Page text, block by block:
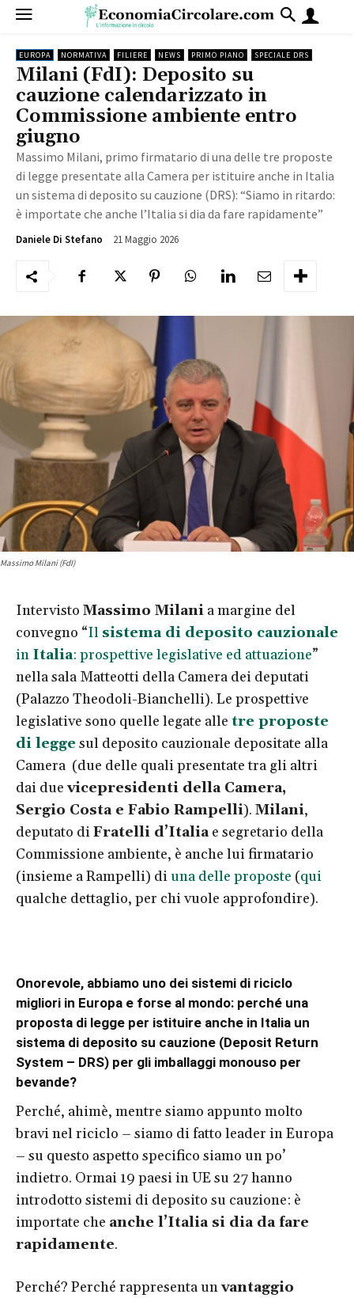
EUROPA NORMATIVA FILIERE NEWS PRIMO PIANO SPECIALE DRS
Milani (FdI): Deposito su
cauzione calendarizzato in
Commissione ambiente entro
giugno
Massimo Milani, primo firmatario di una delle tre proposte
di legge presentate alla Camera per istituire anche in Italia
un sistema di deposito su cauzione (DRS): “Siamo in ritardo:
è importate che anche l’Italia si dia da fare rapidamente”
Daniele Di Stefano 21 Maggio 2026
Massimo Milani (FdI)
Intervisto Massimo Milani a margine del
convegno “Il sistema di deposito cauzionale
in Italia: prospettive legislative ed attuazione”
nella sala Matteotti della Camera dei deputati
(Palazzo Theodoli-Bianchelli). Le prospettive
legislative sono quelle legate alle tre proposte
di legge sul deposito cauzionale depositate alla
Camera (due delle quali presentate tra gli altri
dai duevicepresidenti della Camera,
Sergio Costa e Fabio Rampelli). Milani,
deputato diFratelli d’Italiae segretario della
Commissione ambiente, è anche lui firmatario
(insieme a Rampelli) diuna delle proposte (qui
qualche dettaglio, per chi vuole approfondire).
Onorevole, abbiamo uno dei sistemi di riciclo
migliori in Europa e forse al mondo: perché una
proposta di legge per istituire anche in Italia un
sistema di deposito su cauzione (Deposit Return
System – DRS) per gli imballaggi monouso per
bevande?
Perché, ahimè, mentre siamo appunto molto
bravi nel riciclo – siamo di fatto leader in Europa
– su questo aspetto specifico siamo un po’
indietro. Ormai 19 paesi in UE su 27 hanno
introdotto sistemi di deposito su cauzione: è
importate che anche l’Italia si dia da fare
rapidamente.
Perché? Perché rappresenta unvantaggio